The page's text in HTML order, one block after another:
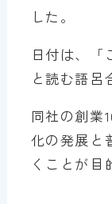
した。
日付は、「
と読む語呂
同社の創業
化の発展と
くことが目